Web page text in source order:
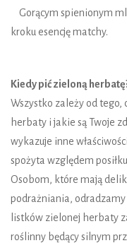
Gorącym spienionym
kroku esencję matchy.
Kiedy pić zieloną
Wszystko zależy od tego,
herbaty i jakie są Twoje
wykazuje inne
spożyta względem
Osobom, które mają
podrażniania,
listków zielonej herbaty
roślinny będący silnym